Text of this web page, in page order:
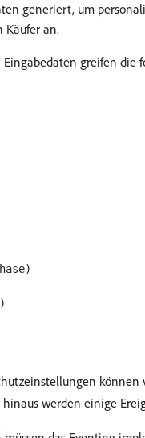
generiert, um
Käufer an.
Eingabedaten greifen
werden einige